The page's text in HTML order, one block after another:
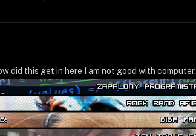
did this get in here I am not good with computer.